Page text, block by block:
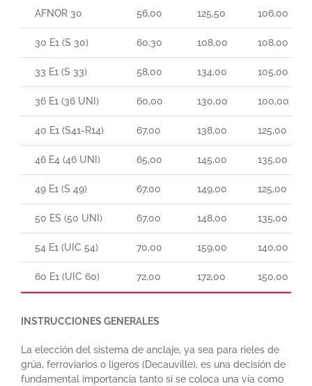
AFNOR 30 56,00 125,50 106,00
30 E1 (S 30) 60,30 108,00 108,00
33 E1 (S 33) 58,00 134,00 105,00
36 E1 (36 UNI) 60,00 130,00 100,00
40 E1 (S41-R14) 67,00 138,00 125,00
46 E4 (46 UNI) 65,00 145,00 135,00
49 E1 (S 49) 67,00 149,00 125,00
50 ES (50 UNI) 67,00 148,00 135,00
54 E1 (UIC 54) 70,00 159,00 140,00
60 E1 (UIC 60) 72,00 172,00 150,00
INSTRUCCIONES GENERALES
La elección del sistema de anclaje, ya sea para rieles de
grúa, ferroviarios o ligeros (Decauville), es una decisión de
fundamental importancia tanto si se coloca una vía como